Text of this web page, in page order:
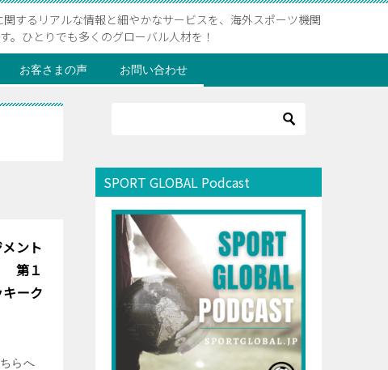
するリアルな情報と細やかなサービスを、海外スポーツ機関
。ひとりでも多くのグローバル人材を！
お客さまの声 お問い合わせ
ント
第１
ーク
らへ
SPORT GLOBAL Podcast